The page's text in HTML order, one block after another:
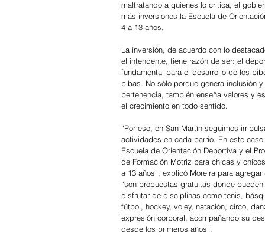
maltratando a quienes lo critica, el
más inversiones la Escuela de
4 a 13 años.
La inversión, de acuerdo con lo
el intendente, tiene razón de ser: el
fundamental para el desarrollo de los
pibas. No sólo porque genera inclusión y
pertenencia, también enseña valores y
el crecimiento en todo sentido.
“Por eso, en San Martín seguimos
actividades en cada barrio. En este caso
Escuela de Orientación Deportiva y el
de Formación Motriz para chicas y
a 13 años”, explicó Moreira para agregar
“son propuestas gratuitas donde pueden
disfrutar de disciplinas como tenis,
fútbol, hockey, voley, natación, circo,
expresión corporal, acompañando su
desde los primeros años”.